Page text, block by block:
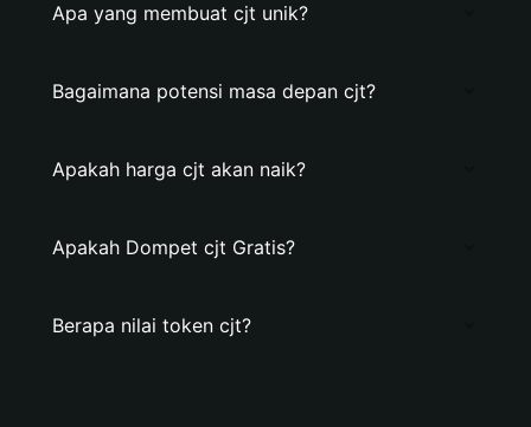
Apa yang membuat cjt unik?
Bagaimana potensi masa depan cjt?
Apakah harga cjt akan naik?
Apakah Dompet cjt Gratis?
Berapa nilai token cjt?